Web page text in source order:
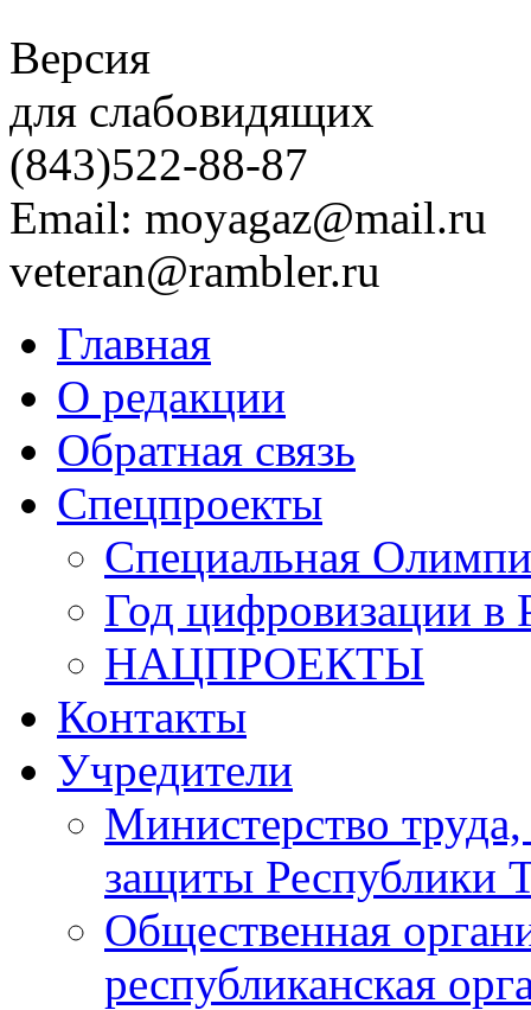
Версия
для слабовидящих
(843)522-88-87
Email: moyagaz@mail.ru
veteran@rambler.ru
Главная
О редакции
Обратная связь
Спецпроекты
Специальная
Год цифровизации в
НАЦПРОЕКТЫ
Контакты
Учредители
Министерство
защиты Республики
Общественная
республиканская